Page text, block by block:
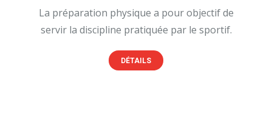
La préparation physique a pour objectif de
servir la discipline pratiquée par le sportif.
DÉTAILS